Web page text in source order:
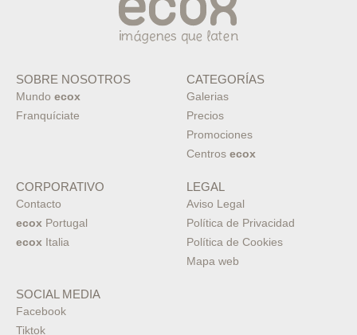
SOBRE NOSOTROS
Mundo ecox
Franquíciate
CATEGORÍAS
Galerias
Precios
Promociones
Centros ecox
CORPORATIVO
Contacto
ecox Portugal
ecox Italia
LEGAL
Aviso Legal
Política de Privacidad
Política de Cookies
Mapa web
SOCIAL MEDIA
Facebook
Tiktok